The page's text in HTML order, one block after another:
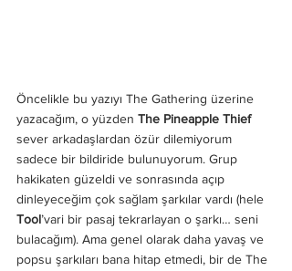
Öncelikle bu yazıyı The Gathering üzerine
yazacağım, o yüzden The Pineapple Thief
sever arkadaşlardan özür dilemiyorum
sadece bir bildiride bulunuyorum. Grup
hakikaten güzeldi ve sonrasında açıp
dinleyeceğim çok sağlam şarkılar vardı (hele
Tool’vari bir pasaj tekrarlayan o şarkı… seni
bulacağım). Ama genel olarak daha yavaş ve
popsu şarkıları bana hitap etmedi, bir de The